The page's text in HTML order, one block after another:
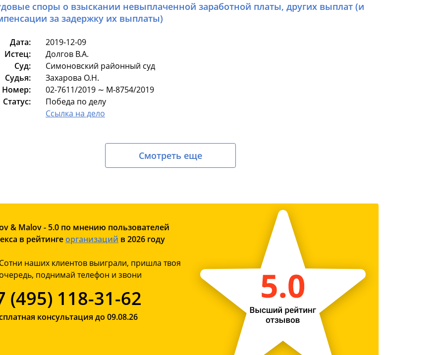
споры о взыскании невыплаченной заработной платы, других выплат (и
за задержку их выплаты)
Дата:
2019-12-09
Истец:
Долгов В.А.
Суд:
Симоновский районный суд
Судья:
Захарова О.Н.
Номер:
02-7611/2019 ∼ М-8754/2019
Статус:
Победа по делу
Ссылка на дело
Смотреть еще
& Malov - 5.0 по мнению пользователей
в рейтингеорганизаций в 2026 году
Сотни наших клиентов выиграли, пришла твоя
очередь, поднимай телефон и звони
(495) 118-31-62
консультация до 09.08.26